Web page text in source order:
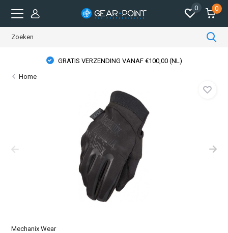
0 0
GRATIS VERZENDING VANAF €100,00 (NL)
Home
Mechanix Wear